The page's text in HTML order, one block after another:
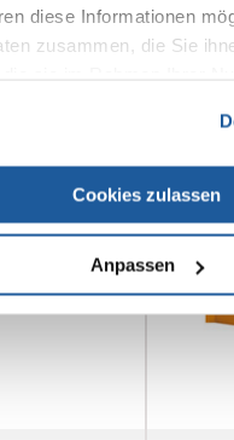
diese Informationen
zusammen, die Sie
Cookies zulassen
Anpassen
IN